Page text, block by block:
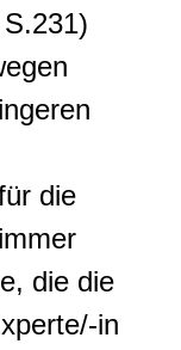
die
die die
in